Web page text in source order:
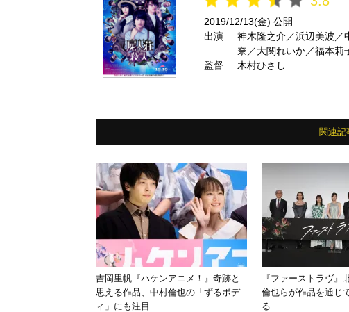
2019/12/13(金) 公開
出演
神木隆之介／浜辺美波／
奈／大関れいか／福本莉
時生 ほか
監督 木村ひさし
関連記
吉岡里帆『ハケンアニメ！』奇跡と
思える作品、中村倫也の「ずるボデ
ィ」にも注目
『ファーストラヴ』
倫也らが作品を通じ
る